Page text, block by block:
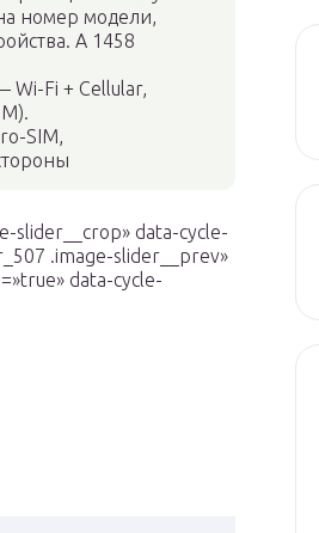
номер модели,
A 1458
Wi-Fi + Cellular,
SIM,
slider__crop» data-cycle-
.image-slider__prev»
data-cycle-